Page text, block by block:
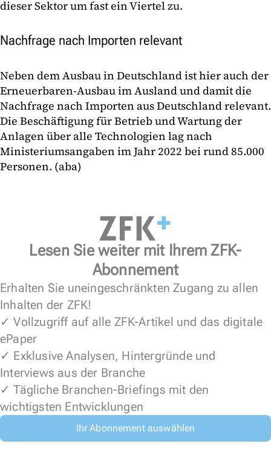
dieser Sektor um fast ein Viertel zu.
Nachfrage nach Importen relevant
Neben dem Ausbau in Deutschland ist hier auch der
Erneuerbaren-Ausbau im Ausland und damit die
Nachfrage nach Importen aus Deutschland relevant.
Die Beschäftigung für Betrieb und Wartung der
Anlagen über alle Technologien lag nach
Ministeriumsangaben im Jahr 2022 bei rund 85.000
Personen. (aba)
Lesen Sie weiter mit Ihrem ZFK-
Abonnement
Erhalten Sie uneingeschränkten Zugang zu allen
Inhalten der ZFK!
✓ Vollzugriff auf alle ZFK-Artikel und das digitale
ePaper
✓ Exklusive Analysen, Hintergründe und
Interviews aus der Branche
✓ Tägliche Branchen-Briefings mit den
wichtigsten Entwicklungen
Ihr Abonnement auswählen